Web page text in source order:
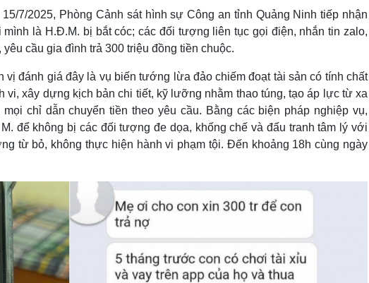
Văn hóa
Sân khấu - Điện ảnh
Văn học
Âm nhạc
Di sản
Giải trí
Nghệ sĩ
Thời trang
Sao Việt
Du lịch
Tư vấn
check-in
7/2025, Phòng Cảnh sát hình sự Công an tỉnh Quảng Ninh tiếp nhận
là H.Đ.M. bị bắt cóc; các đối tượng liên tục gọi điện, nhắn tin zalo,
cầu gia đình trả 300 triệu đồng tiền chuộc.
đánh giá đây là vụ biến tướng lừa đảo chiếm đoạt tài sản có tính chất
vi, xây dựng kịch bản chi tiết, kỹ lưỡng nhằm thao túng, tạo áp lực từ xa
chỉ dẫn chuyển tiền theo yêu cầu. Bằng các biện pháp nghiệp vụ,
để không bị các đối tượng đe dọa, khống chế và đấu tranh tâm lý với
từ bỏ, không thực hiện hành vi phạm tội. Đến khoảng 18h cùng ngày